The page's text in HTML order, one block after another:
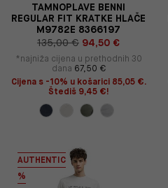
TAMNOPLAVE BENNI
REGULAR FIT KRATKE HLAČE
M9782E 8366197
135,00 € 94,50 €
*najniža cijena u prethodnih 30
dana 67,50 €
Cijena s -10% u košarici 85,05 €.
Štediš 9,45 €!
AUTHENTIC
%